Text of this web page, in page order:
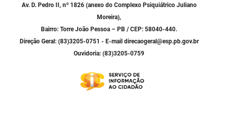
Av. D. Pedro II, nº 1826 (anexo do Complexo Psiquiátrico Juliano
Moreira),
Bairro: Torre João Pessoa – PB / CEP: 58040-440.
Direção Geral: (83)3205-0751 - E-mail direcaogeral@esp.pb.gov.br
Ouvidoria: (83)3205-0759